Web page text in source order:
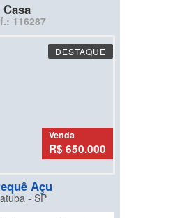
Casa
116287
DESTAQUE
Venda
R$ 650.000
Açu
- SP